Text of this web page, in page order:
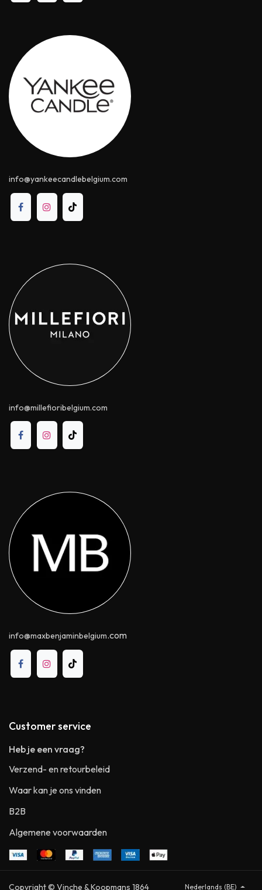
info@yankeecandle​belgium.com
info@millefioribelgium.com
info@maxbenjaminbelgium.com
Customer service
Heb je een vraag?
Verzend- en retourbeleid
Waar kan je ons vinden
B2B
Algemene voorwaarden
Copyright © Vinche & Koopmans 1864 Nederlands (BE)